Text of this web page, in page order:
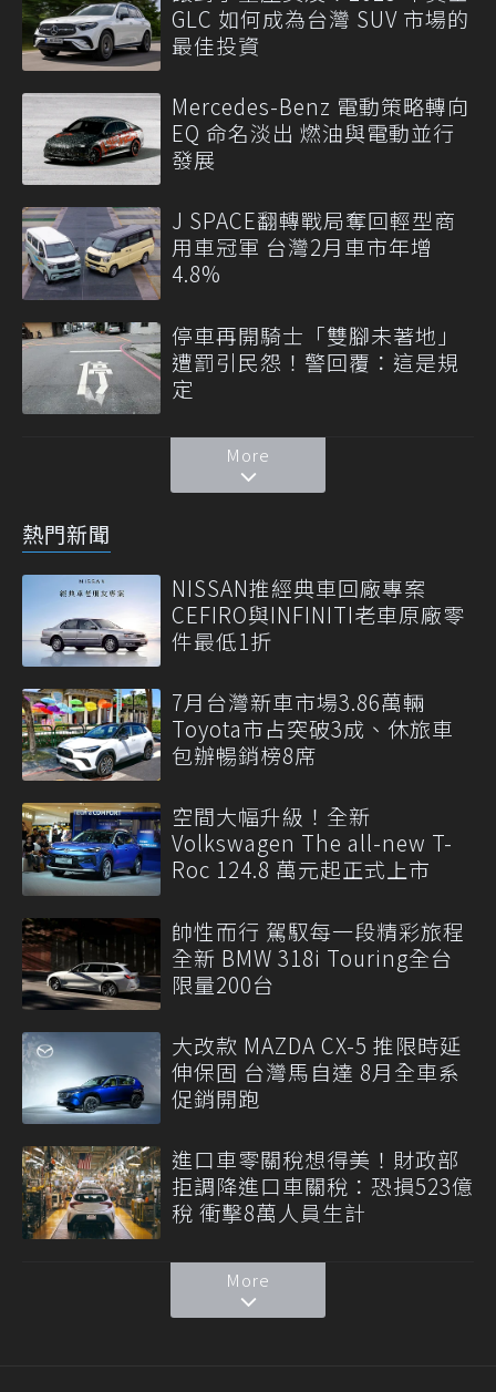
GLC 如何成為台灣 SUV 市場的
最佳投資
Mercedes-Benz 電動策略轉向
EQ 命名淡出 燃油與電動並行
發展
J SPACE翻轉戰局奪回輕型商
用車冠軍 台灣2月車市年增
4.8%
停車再開騎士「雙腳未著地」
遭罰引民怨！警回覆：這是規
定
More
熱門新聞
NISSAN推經典車回廠專案
CEFIRO與INFINITI老車原廠零
件最低1折
7月台灣新車市場3.86萬輛
Toyota市占突破3成、休旅車
包辦暢銷榜8席
空間大幅升級！全新
Volkswagen The all-new T-
Roc 124.8 萬元起正式上市
帥性而行 駕馭每一段精彩旅程
全新 BMW 318i Touring全台
限量200台
大改款 MAZDA CX-5 推限時延
伸保固 台灣馬自達 8月全車系
促銷開跑
進口車零關稅想得美！財政部
拒調降進口車關稅：恐損523億
稅 衝擊8萬人員生計
More